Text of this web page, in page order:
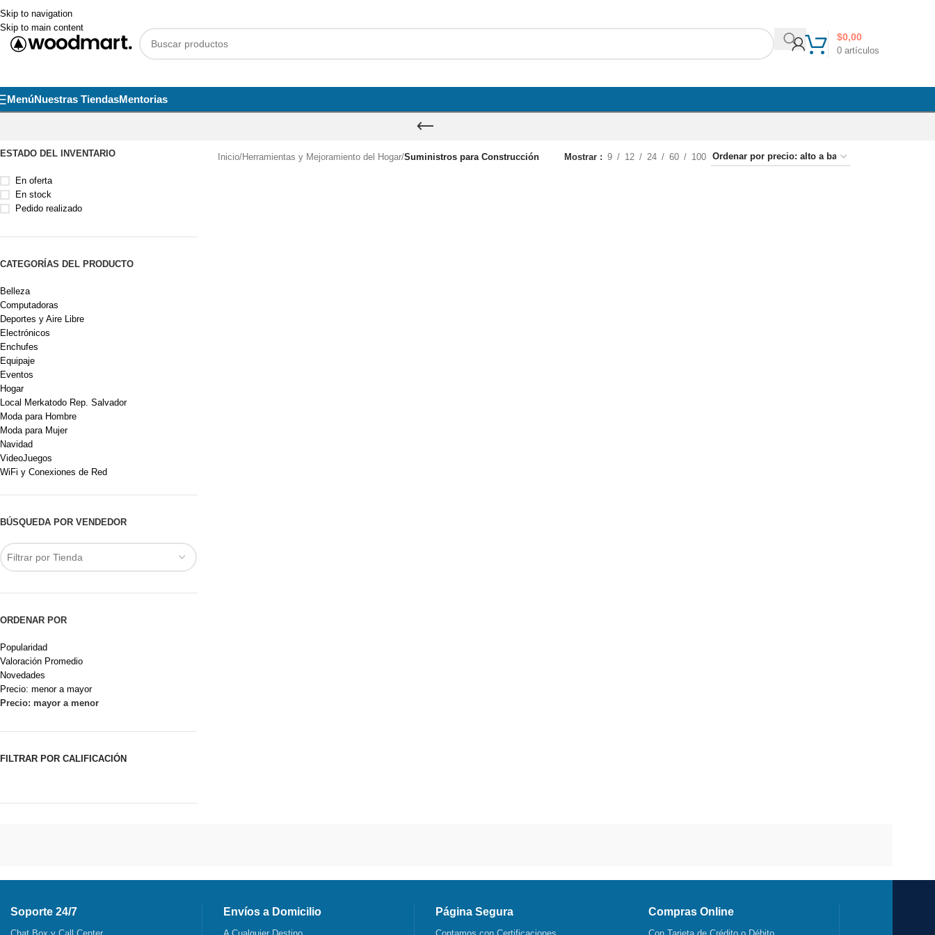
Skip to navigation
Skip to main content
0artículos
$0,00
MenúNuestras TiendasMentorias
ESTADO DEL INVENTARIO
En oferta
En stock
Pedido realizado
CATEGORÍAS DEL PRODUCTO
Belleza
Computadoras
Deportes y Aire Libre
Electrónicos
Enchufes
Equipaje
Eventos
Hogar
Local Merkatodo Rep. Salvador
Moda para Hombre
Moda para Mujer
Navidad
VideoJuegos
WiFi y Conexiones de Red
BÚSQUEDA POR VENDEDOR
Filtrar por Tienda
ORDENAR POR
Popularidad
Valoración Promedio
Novedades
Precio: menor a mayor
Precio: mayor a menor
FILTRAR POR CALIFICACIÓN
Inicio/Herramientas y Mejoramiento del Hogar/Suministros para Construcción Mostrar 9 12 24 60 100
Soporte 24/7 Envíos a Domicilio Página Segura Compras Online